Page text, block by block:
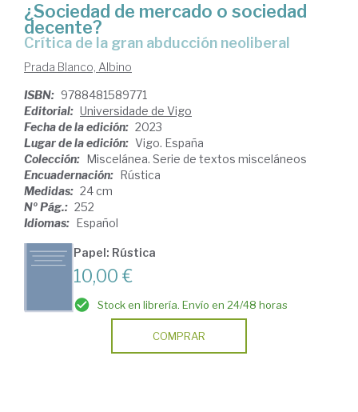
¿Sociedad de mercado o sociedad
decente?
crítica de la gran abducción neoliberal
Prada Blanco, Albino
ISBN: 9788481589771
Editorial: Universidade de Vigo
Fecha de la edición: 2023
Lugar de la edición: Vigo. España
Colección: Miscelánea. Serie de textos misceláneos
Encuadernación: Rústica
Medidas: 24 cm
Nº Pág.: 252
Idiomas: Español
Papel: Rústica
10,00 €
Stock en librería. Envío en 24/48 horas
COMPRAR